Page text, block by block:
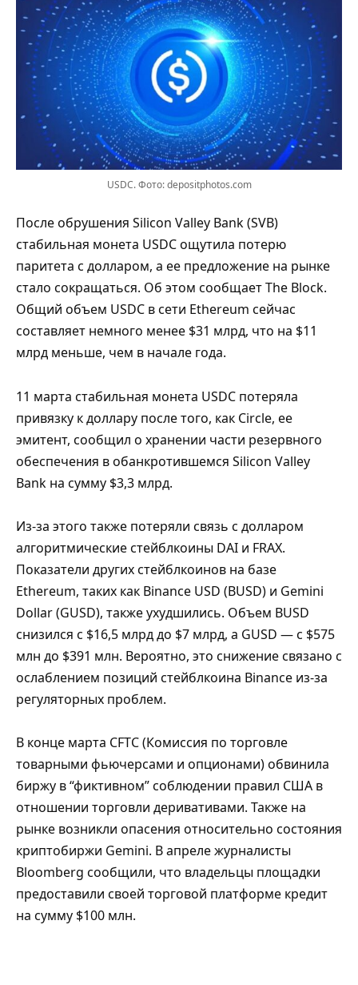
USDC. Фото: depositphotos.com
После обрушения Silicon Valley Bank (SVB)
стабильная монета USDC ощутила потерю
паритета с долларом, а ее предложение на рынке
стало сокращаться. Об этом сообщает The Block.
Общий объем USDC в сети Ethereum сейчас
составляет немного менее $31 млрд, что на $11
млрд меньше, чем в начале года.
11 марта стабильная монета USDC потеряла
привязку к доллару после того, как Circle, ее
эмитент, сообщил о хранении части резервного
обеспечения в обанкротившемся Silicon Valley
Bank на сумму $3,3 млрд.
Из-за этого также потеряли связь с долларом
алгоритмические стейблкоины DAI и FRAX.
Показатели других стейблкоинов на базе
Ethereum, таких как Binance USD (BUSD) и Gemini
Dollar (GUSD), также ухудшились. Объем BUSD
снизился с $16,5 млрд до $7 млрд, а GUSD — с $575
млн до $391 млн. Вероятно, это снижение связано с
ослаблением позиций стейблкоина Binance из-за
регуляторных проблем.
В конце марта CFTC (Комиссия по торговле
товарными фьючерсами и опционами) обвинила
биржу в “фиктивном” соблюдении правил США в
отношении торговли деривативами. Также на
рынке возникли опасения относительно состояния
криптобиржи Gemini. В апреле журналисты
Bloomberg сообщили, что владельцы площадки
предоставили своей торговой платформе кредит
на сумму $100 млн.